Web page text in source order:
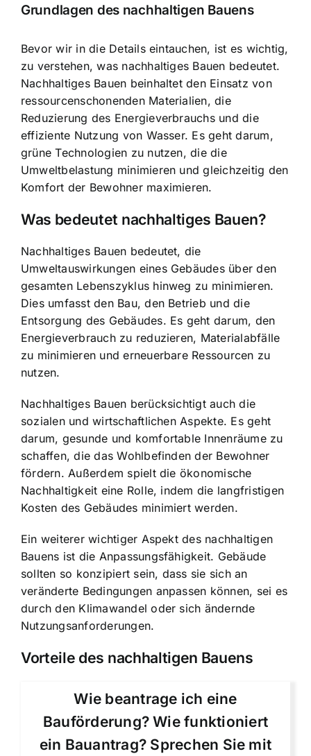
Grundlagen des nachhaltigen Bauens
Bevor wir in die Details eintauchen, ist es wichtig,
zu verstehen, was nachhaltiges Bauen bedeutet.
Nachhaltiges Bauen beinhaltet den Einsatz von
ressourcenschonenden Materialien, die
Reduzierung des Energieverbrauchs und die
effiziente Nutzung von Wasser. Es geht darum,
grüne Technologien zu nutzen, die die
Umweltbelastung minimieren und gleichzeitig den
Komfort der Bewohner maximieren.
Was bedeutet nachhaltiges Bauen?
Nachhaltiges Bauen bedeutet, die
Umweltauswirkungen eines Gebäudes über den
gesamten Lebenszyklus hinweg zu minimieren.
Dies umfasst den Bau, den Betrieb und die
Entsorgung des Gebäudes. Es geht darum, den
Energieverbrauch zu reduzieren, Materialabfälle
zu minimieren und erneuerbare Ressourcen zu
nutzen.
Nachhaltiges Bauen berücksichtigt auch die
sozialen und wirtschaftlichen Aspekte. Es geht
darum, gesunde und komfortable Innenräume zu
schaffen, die das Wohlbefinden der Bewohner
fördern. Außerdem spielt die ökonomische
Nachhaltigkeit eine Rolle, indem die langfristigen
Kosten des Gebäudes minimiert werden.
Ein weiterer wichtiger Aspekt des nachhaltigen
Bauens ist die Anpassungsfähigkeit. Gebäude
sollten so konzipiert sein, dass sie sich an
veränderte Bedingungen anpassen können, sei es
durch den Klimawandel oder sich ändernde
Nutzungsanforderungen.
Vorteile des nachhaltigen Bauens
Wie beantrage ich eine
Bauförderung? Wie funktioniert
ein Bauantrag? Sprechen Sie mit